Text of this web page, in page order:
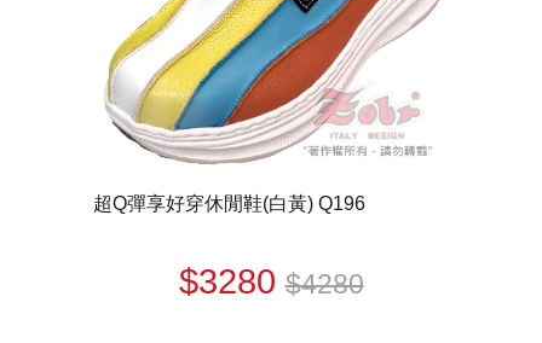
超Q彈享好穿休閒鞋(白黃) Q196
$3280$4280